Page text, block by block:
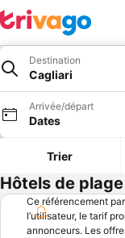
Destination
Cagliari
Arrivée/départ
Dates
Trier
Hôtels de
Ce référencement
l’utilisateur, le tarif
annonceurs. Les